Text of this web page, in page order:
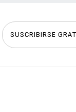
SUSCRIBIRSE